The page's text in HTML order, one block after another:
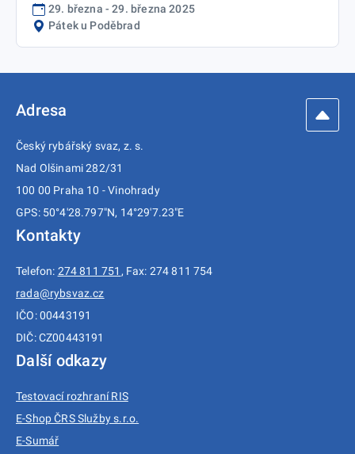
29. března - 29. března 2025
Pátek u Poděbrad
Adresa
Český rybářský svaz, z. s.
Nad Olšinami 282/31
100 00 Praha 10 - Vinohrady
GPS: 50°4'28.797"N, 14°29'7.23"E
Kontakty
Telefon: 274 811 751 , Fax: 274 811 754
rada@rybsvaz.cz
IČO: 00443191
DIČ: CZ00443191
Další odkazy
Testovací rozhraní RIS
E-Shop ČRS Služby s.r.o.
E-Sumář